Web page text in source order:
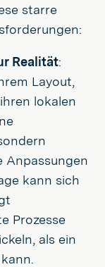
starre
Realität:
Layout,
lokalen
Anpassungen
kann sich
Prozesse
als ein